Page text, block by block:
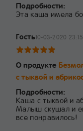
Подробности:
Эта каша имела
Гость10-03-2020 23:15
О продукте
с тыквой и
Подробности:
Каша с тыквой и
Малыш скушал и
все понравилось!